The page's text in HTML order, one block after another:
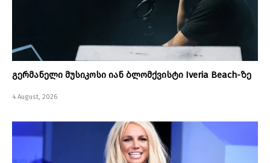
გერმანელი მუსიკოსი იან ბლომქვისტი Iveria Beach-ზე
4 August, 2026